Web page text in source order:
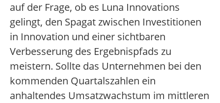
auf der Frage, ob es Luna Innovations
gelingt, den Spagat zwischen Investitionen
in Innovation und einer sichtbaren
Verbesserung des Ergebnispfads zu
meistern. Sollte das Unternehmen bei den
kommenden Quartalszahlen ein
anhaltendes Umsatzwachstum im mittleren